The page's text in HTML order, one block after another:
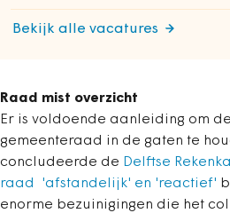
Bekijk alle vacatures
Raad mist overzicht
Er is voldoende aanleiding om
gemeenteraad in de gaten te
concludeerde de Delftse
raad 'afstandelijk' en 'reactief'
enorme bezuinigingen die het